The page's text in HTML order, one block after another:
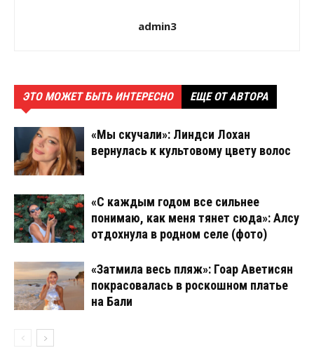
admin3
ЭТО МОЖЕТ БЫТЬ ИНТЕРЕСНО ЕЩЕ ОТ АВТОРА
«Мы скучали»: Линдси Лохан
вернулась к культовому цвету волос
«С каждым годом все сильнее
понимаю, как меня тянет сюда»: Алсу
отдохнула в родном селе (фото)
«Затмила весь пляж»: Гоар Аветисян
покрасовалась в роскошном платье
на Бали